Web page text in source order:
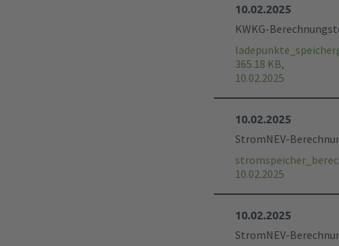
10.02.2025
KWKG-
365.18 KB,
10.02.2025
10.02.2025
StromNEV-
10.02.2025
10.02.2025
StromNEV-